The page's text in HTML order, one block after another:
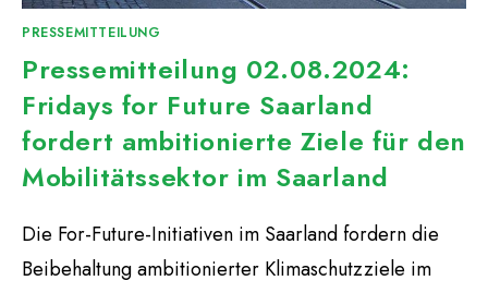
PRESSEMITTEILUNG
Pressemitteilung 02.08.2024:
Fridays for Future Saarland
fordert ambitionierte Ziele für den
Mobilitätssektor im Saarland
Die For-Future-Initiativen im Saarland fordern die
Beibehaltung ambitionierter Klimaschutzziele im